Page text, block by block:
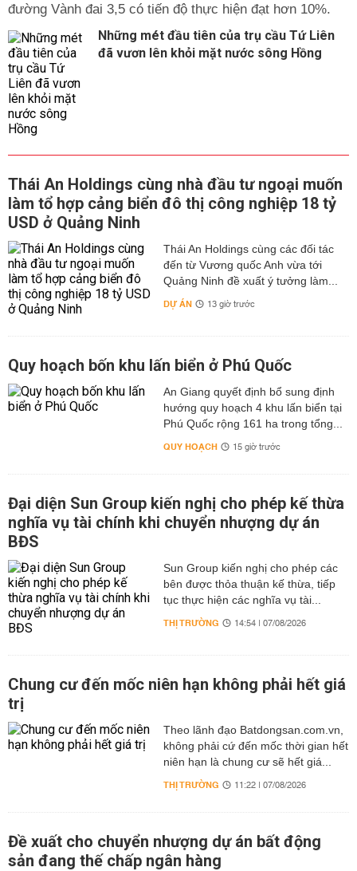
đường Vành đai 3,5 có tiến độ thực hiện đạt hơn 10%.
Những mét đầu tiên của trụ cầu Tứ Liên
đã vươn lên khỏi mặt nước sông Hồng
Thái An Holdings cùng nhà đầu tư ngoại muốn
làm tổ hợp cảng biển đô thị công nghiệp 18 tỷ
USD ở Quảng Ninh
Thái An Holdings cùng các đối tác
đến từ Vương quốc Anh vừa tới
Quảng Ninh đề xuất ý tưởng làm...
DỰ ÁN 13 giờ trước
Quy hoạch bốn khu lấn biển ở Phú Quốc
An Giang quyết định bổ sung định
hướng quy hoạch 4 khu lấn biển tại
Phú Quốc rộng 161 ha trong tổng...
QUY HOẠCH 15 giờ trước
Đại diện Sun Group kiến nghị cho phép kế thừa
nghĩa vụ tài chính khi chuyển nhượng dự án
BĐS
Sun Group kiến nghị cho phép các
bên được thỏa thuận kế thừa, tiếp
tục thực hiện các nghĩa vụ tài...
THỊ TRƯỜNG 14:54 | 07/08/2026
Chung cư đến mốc niên hạn không phải hết giá
trị
Theo lãnh đạo Batdongsan.com.vn,
không phải cứ đến mốc thời gian hết
niên hạn là chung cư sẽ hết giá...
THỊ TRƯỜNG 11:22 | 07/08/2026
Đề xuất cho chuyển nhượng dự án bất động
sản đang thế chấp ngân hàng